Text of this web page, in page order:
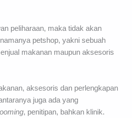
peliharaan, maka tidak akan
petshop, yakni sebuah
makanan maupun aksesoris
aksesoris dan perlengkapan
juga ada yang
, penitipan, bahkan klinik.